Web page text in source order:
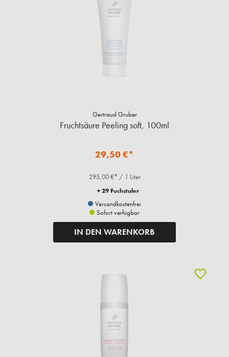
Gertraud Gruber
Fruchtsäure Peeling soft, 100ml
29,50 €*
295,00 €* / 1 Liter
+ 29 Fuchstaler
Versandkostenfrei
Sofort verfügbar
IN DEN WARENKORB